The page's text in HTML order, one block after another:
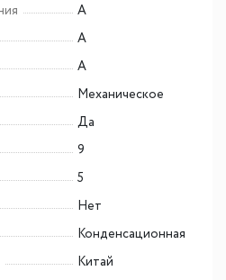
A
A
A
Механическое
Да
9
5
Нет
Конденсационная
Китай